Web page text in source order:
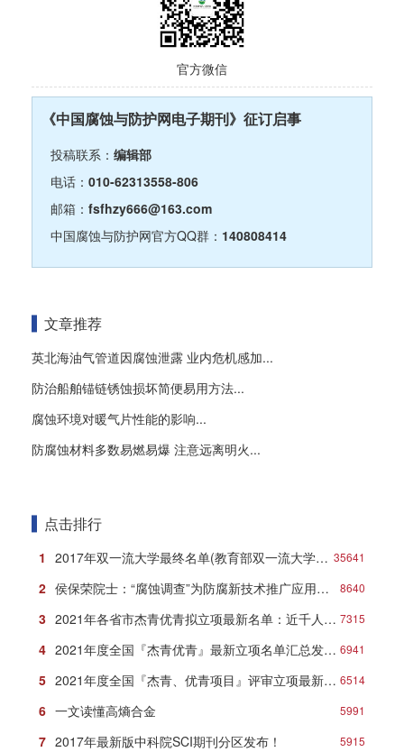
官方微信
《中国腐蚀与防护网电子期刊》征订启事
投稿联系： 编辑部
电话： 010-62313558-806
邮箱： fsfhzy666@163.com
中国腐蚀与防护网官方QQ群： 140808414
文章推荐
英北海油气管道因腐蚀泄露 业内危机感加...
防治船舶锚链锈蚀损坏简便易用方法...
腐蚀环境对暖气片性能的影响...
防腐蚀材料多数易燃易爆 注意远离明火...
点击排行
35641
1 2017年双一流大学最终名单(教育部双一流大学名单)
8640
2 侯保荣院士：“腐蚀调查”为防腐新技术推广应用打响第一炮
7315
3 2021年各省市杰青优青拟立项最新名单：近千人入选！
6941
4 2021年度全国『杰青优青』最新立项名单汇总发布！
6514
5 2021年度全国『杰青、优青项目』评审立项最新名单
5991
6 一文读懂高熵合金
5915
7 2017年最新版中科院SCI期刊分区发布！